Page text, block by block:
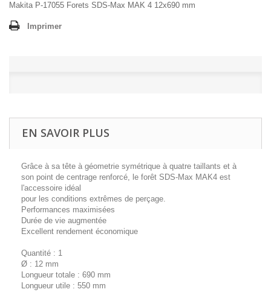
Makita P-17055 Forets SDS-Max MAK 4 12x690 mm
Imprimer
EN SAVOIR PLUS
Grâce à sa tête à géometrie symétrique à quatre taillants et à
son point de centrage renforcé, le forêt SDS-Max MAK4 est
l'accessoire idéal
pour les conditions extrêmes de perçage.
Performances maximisées
Durée de vie augmentée
Excellent rendement économique
Quantité : 1
Ø : 12 mm
Longueur totale : 690 mm
Longueur utile : 550 mm